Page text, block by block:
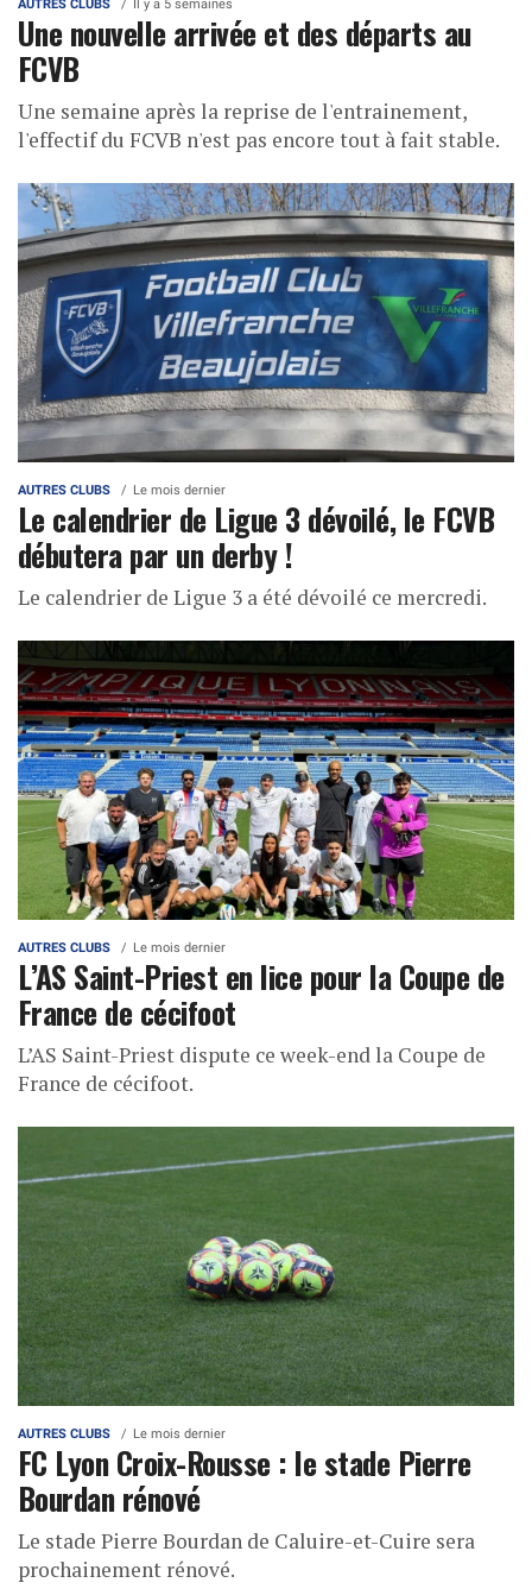
AUTRES CLUBS Il y a 5 semaines
Une nouvelle arrivée et des départs au
FCVB
Une semaine après la reprise de l'entrainement,
l'effectif du FCVB n'est pas encore tout à fait stable.
AUTRES CLUBS Le mois dernier
Le calendrier de Ligue 3 dévoilé, le FCVB
débutera par un derby !
Le calendrier de Ligue 3 a été dévoilé ce mercredi.
AUTRES CLUBS Le mois dernier
L’AS Saint-Priest en lice pour la Coupe de
France de cécifoot
L’AS Saint-Priest dispute ce week-end la Coupe de
France de cécifoot.
AUTRES CLUBS Le mois dernier
FC Lyon Croix-Rousse : le stade Pierre
Bourdan rénové
Le stade Pierre Bourdan de Caluire-et-Cuire sera
prochainement rénové.